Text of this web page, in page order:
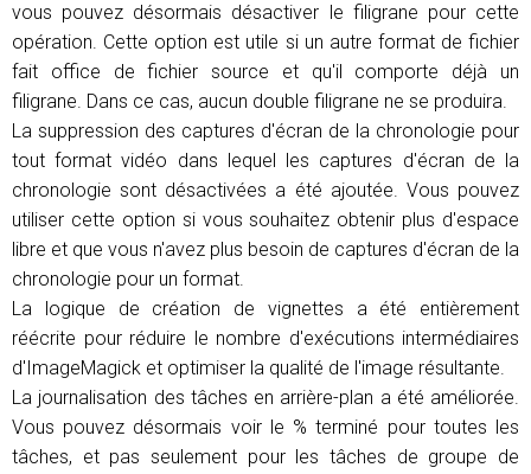
vous pouvez désormais désactiver le filigrane pour cette
opération. Cette option est utile si un autre format de fichier
fait office de fichier source et qu'il comporte déjà un
filigrane. Dans ce cas, aucun double filigrane ne se produira.
La suppression des captures d'écran de la chronologie pour
tout format vidéo dans lequel les captures d'écran de la
chronologie sont désactivées a été ajoutée. Vous pouvez
utiliser cette option si vous souhaitez obtenir plus d'espace
libre et que vous n'avez plus besoin de captures d'écran de la
chronologie pour un format.
La logique de création de vignettes a été entièrement
réécrite pour réduire le nombre d'exécutions intermédiaires
d'ImageMagick et optimiser la qualité de l'image résultante.
La journalisation des tâches en arrière-plan a été améliorée.
Vous pouvez désormais voir le % terminé pour toutes les
tâches, et pas seulement pour les tâches de groupe de